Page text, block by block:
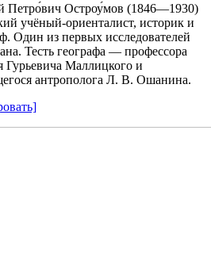
Петро́вич Остроу́мов (1846—1930)
учёный-ориенталист, историк и
Один из первых исследователей
Тесть географа — профессора
Гурьевича Маллицкого и
антрополога Л. В. Ошанина.